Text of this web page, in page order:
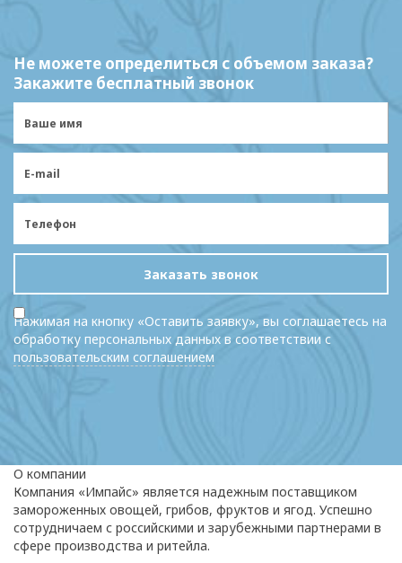
Не можете определиться с объемом заказа?
Закажите бесплатный звонок
Заказать звонок
Нажимая на кнопку «Оставить заявку», вы соглашаетесь на
обработку персональных данных в соответствии с
пользовательским соглашением
О компании
Компания «Импайс» является надежным поставщиком
замороженных овощей, грибов, фруктов и ягод. Успешно
сотрудничаем с российскими и зарубежными партнерами в
сфере производства и ритейла.